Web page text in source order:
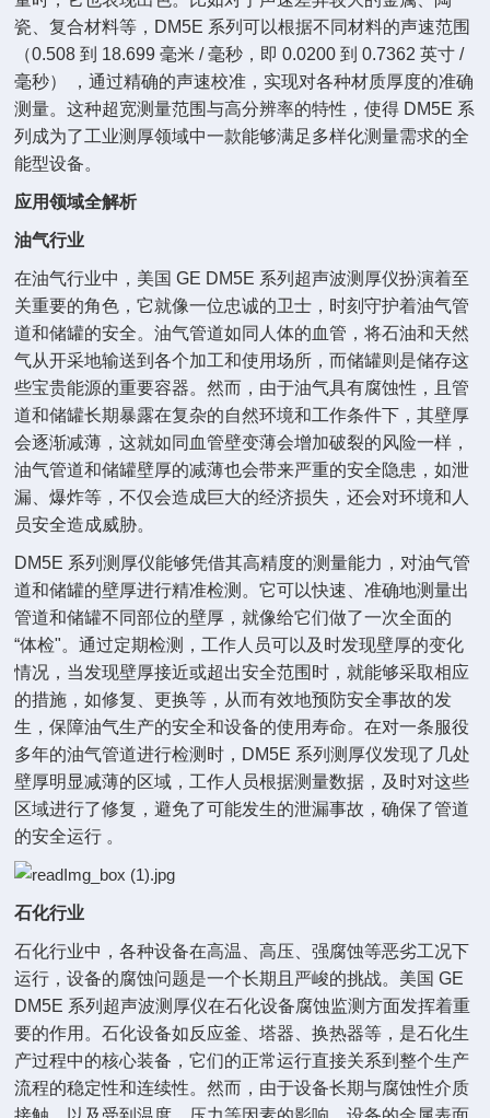
瓷、复合材料等，DM5E 系列可以根据不同材料的声速范围
（0.508 到 18.699 毫米 / 毫秒，即 0.0200 到 0.7362 英寸 /
毫秒） ，通过精确的声速校准，实现对各种材质厚度的准确
测量。这种超宽测量范围与高分辨率的特性，使得 DM5E 系
列成为了工业测厚领域中一款能够满足多样化测量需求的全
能型设备。
应用领域全解析
油气行业
在油气行业中，美国 GE DM5E 系列超声波测厚仪扮演着至
关重要的角色，它就像一位忠诚的卫士，时刻守护着油气管
道和储罐的安全。油气管道如同人体的血管，将石油和天然
气从开采地输送到各个加工和使用场所，而储罐则是储存这
些宝贵能源的重要容器。然而，由于油气具有腐蚀性，且管
道和储罐长期暴露在复杂的自然环境和工作条件下，其壁厚
会逐渐减薄，这就如同血管壁变薄会增加破裂的风险一样，
油气管道和储罐壁厚的减薄也会带来严重的安全隐患，如泄
漏、爆炸等，不仅会造成巨大的经济损失，还会对环境和人
员安全造成威胁。
DM5E 系列测厚仪能够凭借其高精度的测量能力，对油气管
道和储罐的壁厚进行精准检测。它可以快速、准确地测量出
管道和储罐不同部位的壁厚，就像给它们做了一次全面的
“体检"。通过定期检测，工作人员可以及时发现壁厚的变化
情况，当发现壁厚接近或超出安全范围时，就能够采取相应
的措施，如修复、更换等，从而有效地预防安全事故的发
生，保障油气生产的安全和设备的使用寿命。在对一条服役
多年的油气管道进行检测时，DM5E 系列测厚仪发现了几处
壁厚明显减薄的区域，工作人员根据测量数据，及时对这些
区域进行了修复，避免了可能发生的泄漏事故，确保了管道
的安全运行 。
石化行业
石化行业中，各种设备在高温、高压、强腐蚀等恶劣工况下
运行，设备的腐蚀问题是一个长期且严峻的挑战。美国 GE
DM5E 系列超声波测厚仪在石化设备腐蚀监测方面发挥着重
要的作用。石化设备如反应釜、塔器、换热器等，是石化生
产过程中的核心装备，它们的正常运行直接关系到整个生产
流程的稳定性和连续性。然而，由于设备长期与腐蚀性介质